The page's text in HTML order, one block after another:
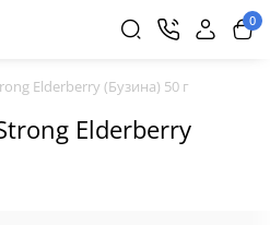
0
Elderberry (Бузина) 50 г
Elderberry